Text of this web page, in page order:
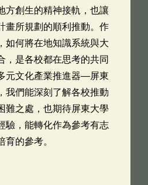
方創生的精神接軌，也讓
畫所規劃的順利推動。作
如何將在地知識系統與大
，是各校都在思考的共同
元文化產業推進器—屏東
我們能深刻了解各校推動
難之處，也期待屏東大學
驗，能轉化作為參考有志
育的參考。